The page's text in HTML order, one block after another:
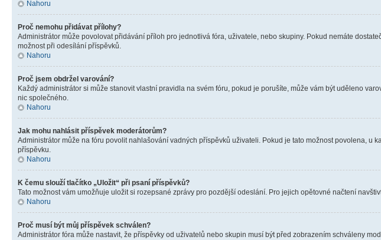
Nahoru
Proč nemohu přidávat přílohy?
Administrátor může povolovat přidávání příloh pro jednotlivá fóra, uživatele, nebo skupiny. Pokud nemáte
možnost při odesílání příspěvků.
Nahoru
Proč jsem obdržel varování?
Každý administrátor si může stanovit vlastní pravidla na svém fóru, pokud je porušíte, může vám být uděleno
nic společného.
Nahoru
Jak mohu nahlásit příspěvek moderátorům?
Administrátor může na fóru povolit nahlašování vadných příspěvků uživateli. Pokud je tato možnost povolena,
příspěvku.
Nahoru
K čemu slouží tlačítko „Uložit“ při psaní příspěvků?
Tato možnost vám umožňuje uložit si rozepsané zprávy pro pozdější odeslání. Pro jejich opětovné načtení
Nahoru
Proč musí být můj příspěvek schválen?
Administrátor fóra může nastavit, že příspěvky od uživatelů nebo skupin musí být před zobrazením schváleny